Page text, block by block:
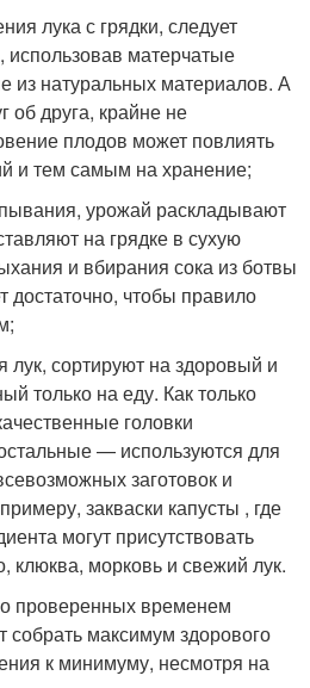
лука с грядки, следует
использовав матерчатые
из натуральных материалов. А
об друга, крайне не
плодов может повлиять
и тем самым на хранение;
урожай раскладывают
на грядке в сухую
и вбирания сока из ботвы
достаточно, чтобы правило
лук, сортируют на здоровый и
только на еду. Как только
головки
— используются для
заготовок и
закваски капусты , где
могут присутствовать
клюква, морковь и свежий лук.
проверенных временем
собрать максимум здорового
к минимуму, несмотря на